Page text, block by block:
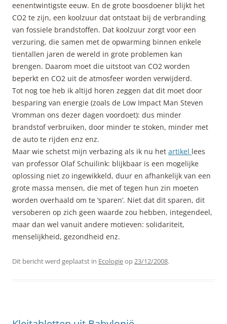
eenentwintigste eeuw. En de grote boosdoener blijkt het
CO2 te zijn, een koolzuur dat ontstaat bij de verbranding
van fossiele brandstoffen. Dat koolzuur zorgt voor een
verzuring, die samen met de opwarming binnen enkele
tientallen jaren de wereld in grote problemen kan
brengen. Daarom moet die uitstoot van CO2 worden
beperkt en CO2 uit de atmosfeer worden verwijderd.
Tot nog toe heb ik altijd horen zeggen dat dit moet door
besparing van energie (zoals de Low Impact Man Steven
Vromman ons dezer dagen voordoet): dus minder
brandstof verbruiken, door minder te stoken, minder met
de auto te rijden enz enz.
Maar wie schetst mijn verbazing als ik nu het artikel lees
van professor Olaf Schuilink: blijkbaar is een mogelijke
oplossing niet zo ingewikkeld, duur en afhankelijk van een
grote massa mensen, die met of tegen hun zin moeten
worden overhaald om te ‘sparen’. Niet dat dit sparen, dit
versoberen op zich geen waarde zou hebben, integendeel,
maar dan wel vanuit andere motieven: solidariteit,
menselijkheid, gezondheid enz.
Dit bericht werd geplaatst in Ecologieop23/12/2008.